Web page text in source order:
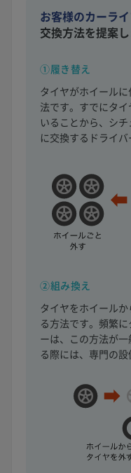
お客様のカーラ
交換方法を提案し
①履き替え
タイヤがホイール
法です。すでにタ
いることから、シ
に交換するドライバ
②組み換え
タイヤをホイール
る方法です。頻繁
ーは、この方法が
る際には、専門の設